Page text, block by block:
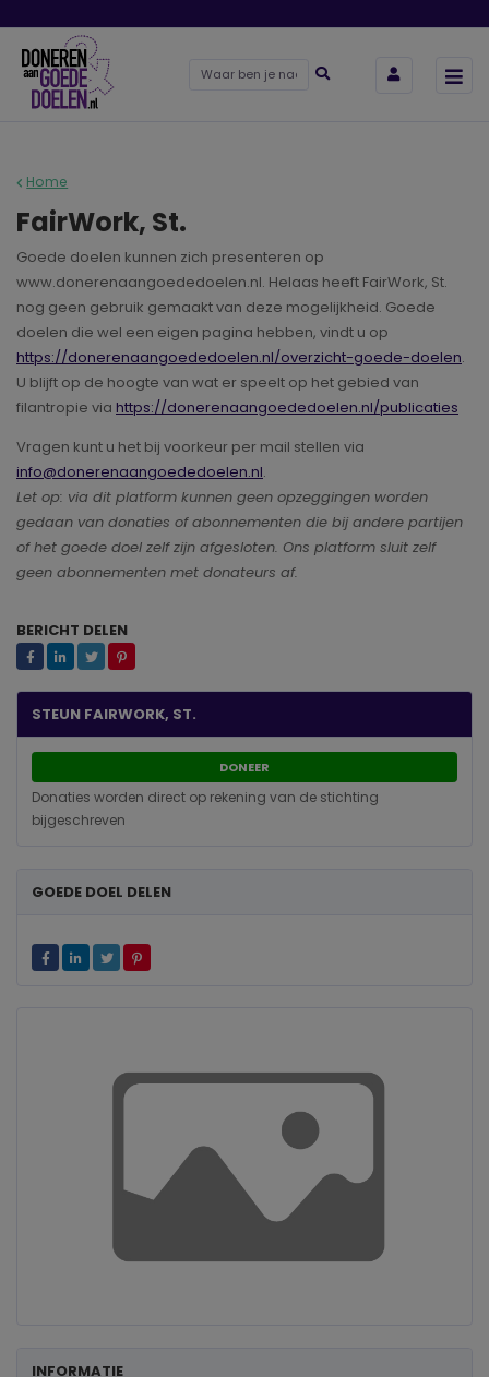
Home
FairWork, St.
Goede doelen kunnen zich presenteren op
www.donerenaangoededoelen.nl. Helaas heeft FairWork, St.
nog geen gebruik gemaakt van deze mogelijkheid. Goede
doelen die wel een eigen pagina hebben, vindt u op
https://donerenaangoededoelen.nl/overzicht-goede-doelen.
U blijft op de hoogte van wat er speelt op het gebied van
filantropie via https://donerenaangoededoelen.nl/publicaties
Vragen kunt u het bij voorkeur per mail stellen via
info@donerenaangoededoelen.nl.
Let op: via dit platform kunnen geen opzeggingen worden
gedaan van donaties of abonnementen die bij andere partijen
of het goede doel zelf zijn afgesloten. Ons platform sluit zelf
geen abonnementen met donateurs af.
BERICHT DELEN
STEUN FAIRWORK, ST.
DONEER
Donaties worden direct op rekening van de stichting
bijgeschreven
GOEDE DOEL DELEN
INFORMATIE